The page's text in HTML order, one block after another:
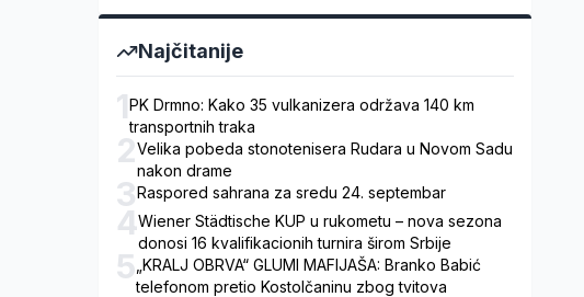
Najčitanije
1PK Drmno: Kako 35 vulkanizera održava 140 km
transportnih traka
2Velika pobeda stonotenisera Rudara u Novom Sadu
nakon drame
3Raspored sahrana za sredu 24. septembar
4Wiener Städtische KUP u rukometu – nova sezona
donosi 16 kvalifikacionih turnira širom Srbije
5 „KRALJ OBRVA“ GLUMI MAFIJAŠA: Branko Babić
telefonom pretio Kostolčaninu zbog tvitova